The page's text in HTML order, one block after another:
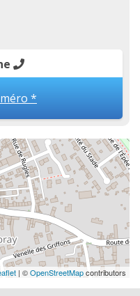
*
| ©OpenStreetMapcontributors